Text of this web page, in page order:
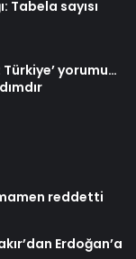
Tabela sayısı
yorumu…
reddetti
Erdoğan’a